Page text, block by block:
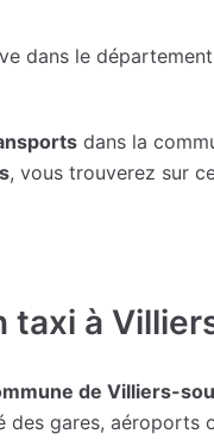
dans le
dans la
, vous trouverez sur
taxi à
de Villiers-
des gares,